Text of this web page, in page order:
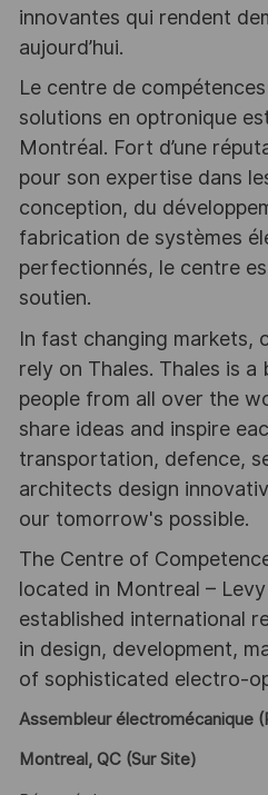
innovantes qui rendent
aujourd’hui.
Le centre de
solutions en optronique
Montréal. Fort d’une
pour son expertise dans
conception, du
fabrication de systèmes
perfectionnés, le centre
soutien.
In fast changing markets,
rely on Thales. Thales is
people from all over the
share ideas and inspire
transportation, defence,
architects design
our tomorrow's possible.
The Centre of
located in Montreal –
established international
in design, development,
of sophisticated electro-
Assembleur électromécanique
Montreal, QC (Sur Site)